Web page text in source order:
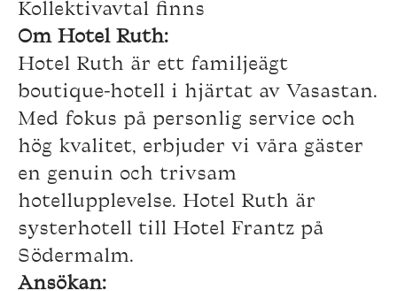
Kollektivavtal finns
Om Hotel Ruth:
Hotel Ruth är ett familjeägt
boutique-hotell i hjärtat av Vasastan.
Med fokus på personlig service och
hög kvalitet, erbjuder vi våra gäster
en genuin och trivsam
hotellupplevelse. Hotel Ruth är
systerhotell till Hotel Frantz på
Södermalm.
Ansökan: